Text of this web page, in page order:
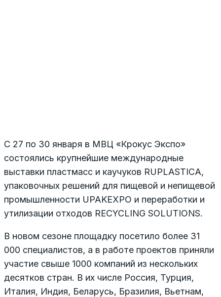
С 27 по 30 января в МВЦ «Крокус Экспо»
состоялись крупнейшие международные
выставки пластмасс и каучуков RUPLASTICA,
упаковочных решений для пищевой и непищевой
промышленности UPAKEXPO и переработки и
утилизации отходов RECYCLING SOLUTIONS.
В новом сезоне площадку посетило более 31
000 специалистов, а в работе проектов приняли
участие свыше 1000 компаний из нескольких
десятков стран. В их числе Россия, Турция,
Италия, Индия, Беларусь, Бразилия, Вьетнам,